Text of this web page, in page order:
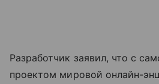
Разработчик заявил, что с
проектом мировой онлайн-